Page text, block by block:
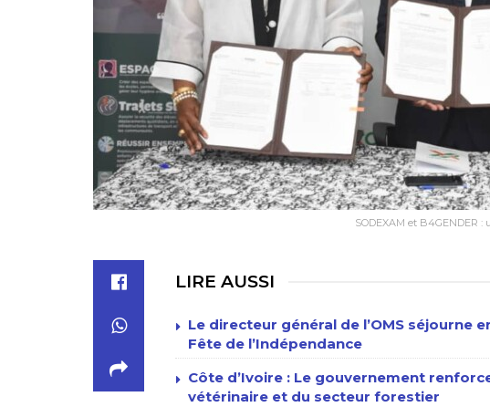
SODEXAM et B4GENDER
LIRE AUSSI
Le directeur général de l’OMS séjourne
Fête de l’Indépendance
Côte d’Ivoire : Le gouvernement
vétérinaire et du secteur forestier